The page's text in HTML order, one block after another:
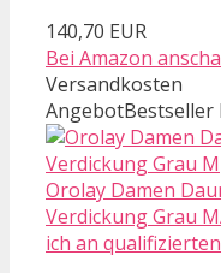
140,70 EUR
Bei Amazon
Versandkosten
AngebotBestseller
Orolay Damen
Verdickung Grau
ich an